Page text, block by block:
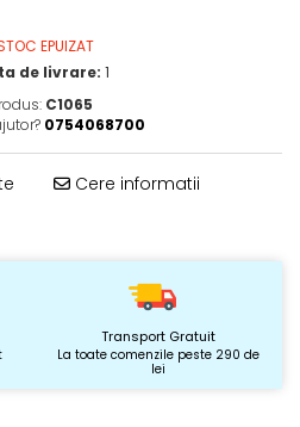
EPUIZAT
de livrare: 1
C1065
0754068700
Cere informatii
Transport Gratuit
La toate comenzile peste 290 de
lei